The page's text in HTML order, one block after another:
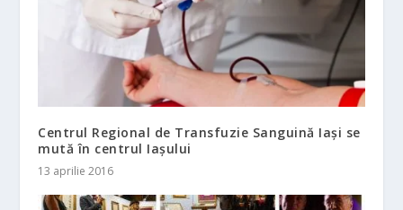
Centrul Regional de Transfuzie Sanguină Iași se
mută în centrul Iașului
13 aprilie 2016